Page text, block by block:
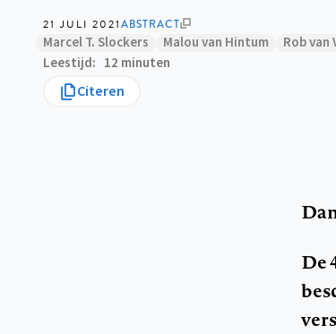
21 JULI 2021ABSTRACT
Marcel T. Slockers Malou van Hintum
Rob
Leestijd
12 minuten
Citeren
De